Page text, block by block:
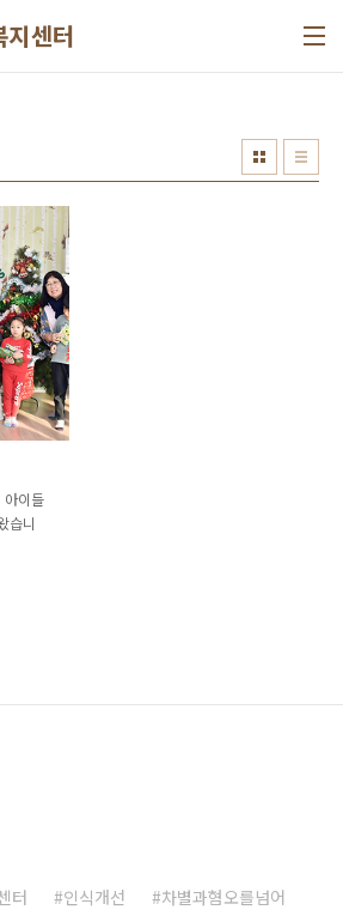
지센터
아이들
습니
하지
터 인식개선
차별과혐오를넘어